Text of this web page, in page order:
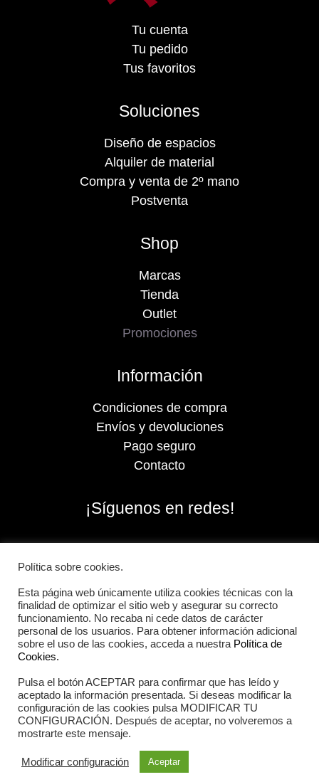
Tu cuenta
Tu pedido
Tus favoritos
Soluciones
Diseño de espacios
Alquiler de material
Compra y venta de 2º mano
Postventa
Shop
Marcas
Tienda
Outlet
Promociones
Información
Condiciones de compra
Envíos y devoluciones
Pago seguro
Contacto
¡Síguenos en redes!
2026 Iberian Sportech © Todos los derechos
reservados.
Política sobre cookies.
Esta página web únicamente utiliza cookies técnicas con la
finalidad de optimizar el sitio web y asegurar su correcto
funcionamiento. No recaba ni cede datos de carácter
personal de los usuarios. Para obtener información adicional
sobre el uso de las cookies, acceda a nuestra Política de
Cookies.
Pulsa el botón ACEPTAR para confirmar que has leído y
aceptado la información presentada. Si deseas modificar la
configuración de las cookies pulsa MODIFICAR TU
CONFIGURACIÓN. Después de aceptar, no volveremos a
mostrarte este mensaje.
Modificar configuración Aceptar